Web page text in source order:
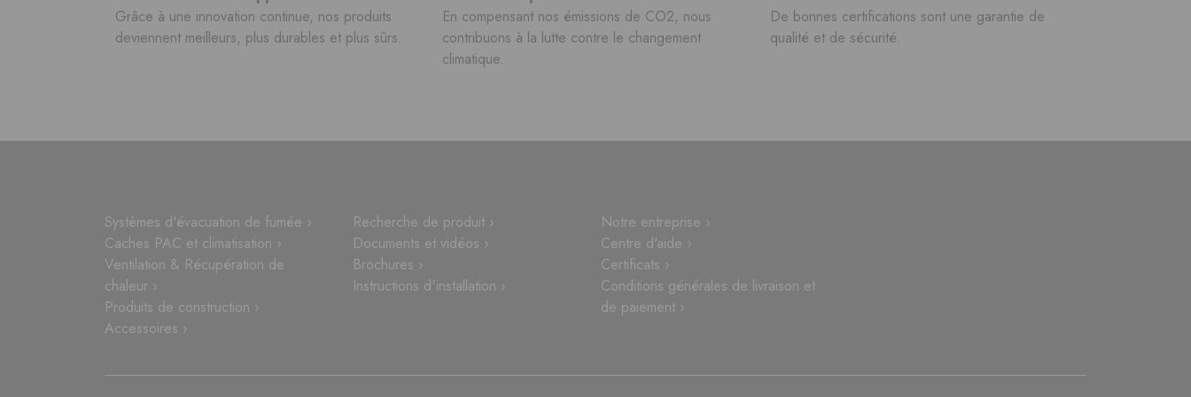
Grâce à une innovation continue, nos produits
deviennent meilleurs, plus durables et plus sûrs.
En compensant nos émissions de CO2, nous
contribuons à la lutte contre le changement
climatique.
De bonnes certifications sont une garantie de
qualité et de sécurité.
Systèmes d'évacuation de fumée ›
Caches PAC et climatisation ›
Ventilation & Récupération de
chaleur ›
Produits de construction ›
Accessoires ›
Recherche de produit ›
Documents et vidéos ›
Brochures ›
Instructions d'installation ›
Notre entreprise ›
Centre d'aide ›
Certificats ›
Conditions générales de livraison et
de paiement ›